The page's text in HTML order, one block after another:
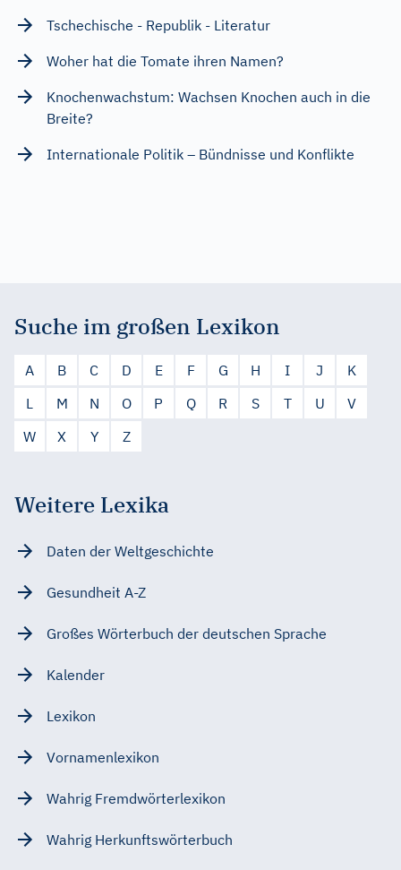
Tschechische - Republik - Literatur
Woher hat die Tomate ihren Namen?
Knochenwachstum: Wachsen Knochen auch in die
Breite?
Internationale Politik – Bündnisse und Konflikte
Suche im großen Lexikon
A B C D E F G H I J
K
L
M N O P Q R S T U
V
W
X Y Z
Weitere Lexika
Daten der Weltgeschichte
Gesundheit A-Z
Großes Wörterbuch der deutschen Sprache
Kalender
Lexikon
Vornamenlexikon
Wahrig Fremdwörterlexikon
Wahrig Herkunftswörterbuch